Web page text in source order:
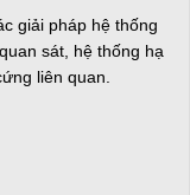
giải pháp hệ thống
sát, hệ thống hạ
liên quan.